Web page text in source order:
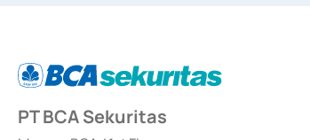
PT BCA Sekuritas